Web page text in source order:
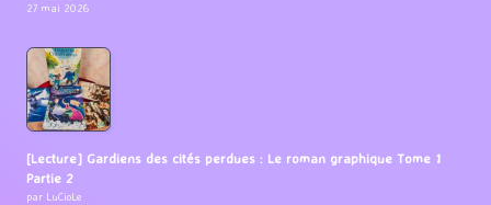
27 mai 2026
[Lecture] Gardiens des cités perdues : Le roman graphique Tome 1
Partie 2
par LuCioLe